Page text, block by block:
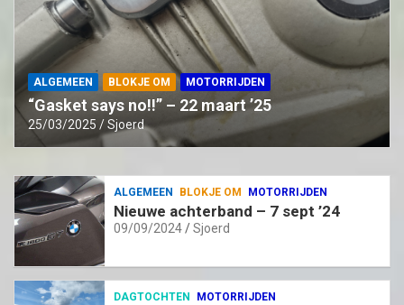
ALGEMEEN BLOKJE OM MOTORRIJDEN
“Gasket says no!!” – 22 maart ’25
25/03/2025 Sjoerd
ALGEMEEN BLOKJE OM MOTORRIJDEN
Nieuwe achterband – 7 sept ’24
09/09/2024 Sjoerd
DAGTOCHTEN MOTORRIJDEN